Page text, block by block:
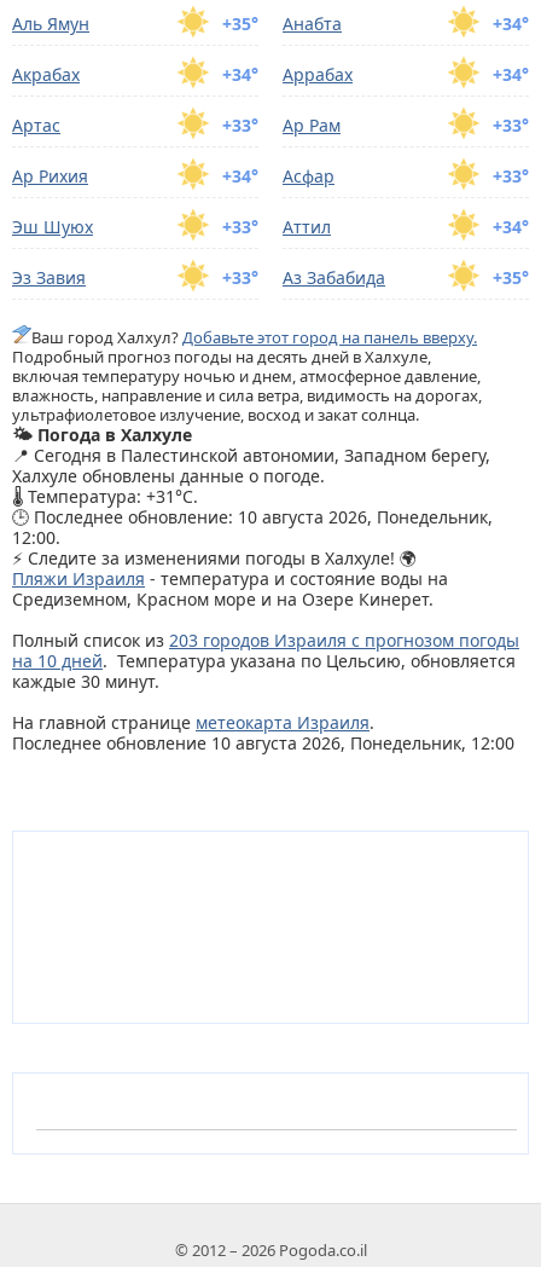
+35°
Аль Ямун +34°
Анабта
+34°
Акрабах +34°
Аррабах
+33°
Артас +33°
Ар Рам
+34°
Ар Рихия +33°
Асфар
+33°
Эш Шуюх +34°
Аттил
+33°
Эз Завия +35°
Аз Забабида
Ваш город Халхул?Добавьте этот город на панель вверху.
Подробный прогноз погоды на десять дней в Халхуле,
включая температуру ночью и днем, атмосферное давление,
влажность, направление и сила ветра, видимость на дорогах,
ультрафиолетовое излучение, восход и закат солнца.
🌤️ Погода в Халхуле
📍 Сегодня в Палестинской автономии, Западном берегу,
Халхуле обновлены данные о погоде.
🌡️ Температура: +31°C.
🕒 Последнее обновление: 10 августа 2026, Понедельник,
12:00.
⚡ Следите за изменениями погоды в Халхуле! 🌍
Пляжи Израиля - температура и состояние воды на
Средиземном, Красном море и на Озере Кинерет.
Полный список из 203 городов Израиля с прогнозом погоды
на 10 дней. Температура указана по Цельсию, обновляется
каждые 30 минут.
На главной странице метеокарта Израиля.
Последнее обновление 10 августа 2026, Понедельник, 12:00
© 2012 – 2026 Pogoda.co.il